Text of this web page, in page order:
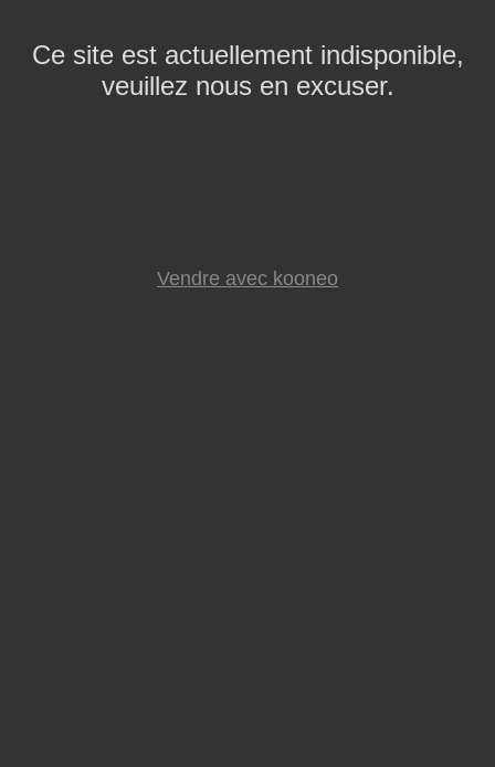
Ce site est actuellement indisponible,
veuillez nous en excuser.
Vendre avec kooneo